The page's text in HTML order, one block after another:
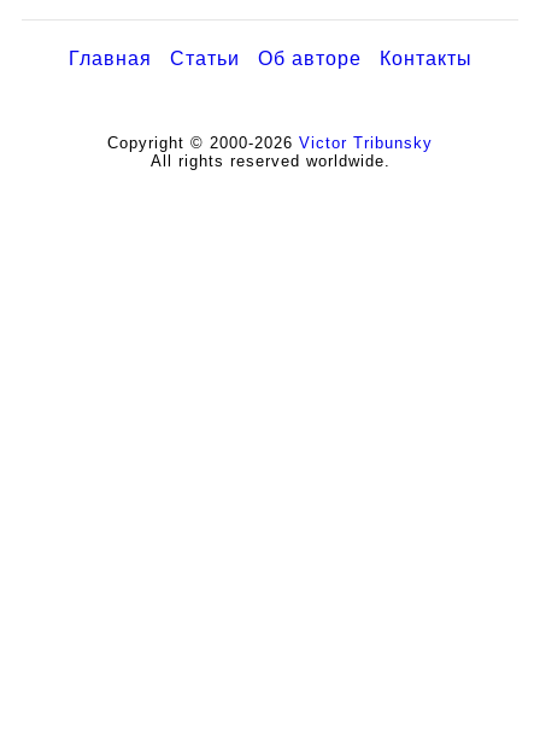
Главная Статьи Об авторе Контакты
Copyright © 2000-2026 Victor Tribunsky
All rights reserved worldwide.